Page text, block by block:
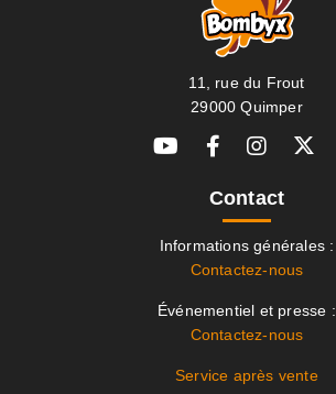
11, rue du Frout
29000 Quimper
Contact
Informations générales :
Contactez-nous
Événementiel et presse :
Contactez-nous
Service après vente